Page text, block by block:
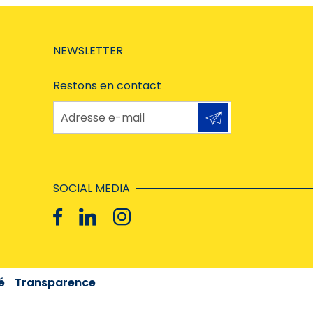
NEWSLETTER
Restons en contact
Adresse e-mail
SOCIAL MEDIA
Transparence